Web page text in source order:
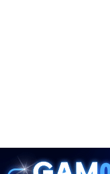
화 전환점"
확대·속도전 총력"
의도 1.6배 규모
커